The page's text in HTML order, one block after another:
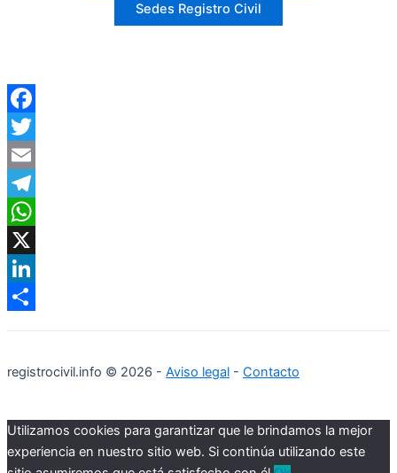
Sedes Registro Civil
Facebook
Twitter
Email
Telegram
WhatsApp
X
LinkedIn
registrocivil.info © 2026 - Aviso legal - Contacto
Utilizamos cookies para garantizar que le brindamos la mejor
experiencia en nuestro sitio web. Si continúa utilizando este